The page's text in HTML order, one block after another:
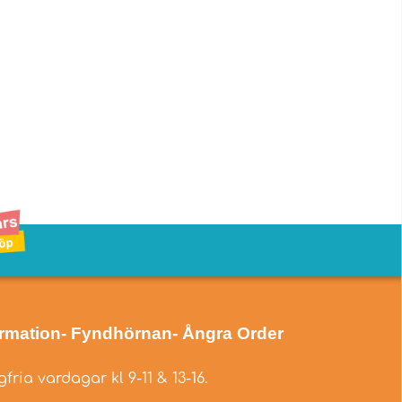
- Fyndhörnan- Ångra Order
vardagar kl 9-11 & 13-16.